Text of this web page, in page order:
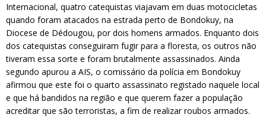
Internacional, quatro catequistas viajavam em duas motocicletas
quando foram atacados na estrada perto de Bondokuy, na
Diocese de Dédougou, por dois homens armados. Enquanto dois
dos catequistas conseguiram fugir para a floresta, os outros não
tiveram essa sorte e foram brutalmente assassinados. Ainda
segundo apurou a AIS, o comissário da polícia em Bondokuy
afirmou que este foi o quarto assassinato registado naquele local
e que há bandidos na região e que querem fazer a população
acreditar que são terroristas, a fim de realizar roubos armados.